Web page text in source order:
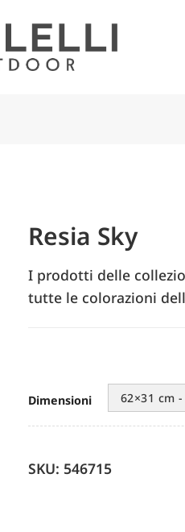
Resia Sky
I prodotti delle
tutte le colorazioni
Dimensioni 62×31 cm
SKU: 546715